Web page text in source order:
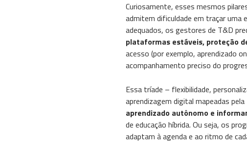
Curiosamente, esses mesmos
admitem dificuldade em traçar uma
adequados​, os gestores de T&D
plataformas estáveis, proteção
acesso (por exemplo, aprendizado
acompanhamento preciso do
Essa tríade – flexibilidade,
aprendizagem digital mapeadas
aprendizado autônomo e
de educação híbrida​. Ou seja, os
adaptam à agenda e ao ritmo de